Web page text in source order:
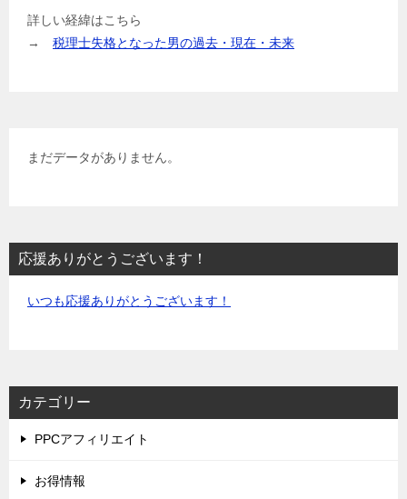
詳しい経緯はこちら
→ 税理士失格となった男の過去・現在・未来
まだデータがありません。
応援ありがとうございます！
いつも応援ありがとうございます！
カテゴリー
PPCアフィリエイト
お得情報